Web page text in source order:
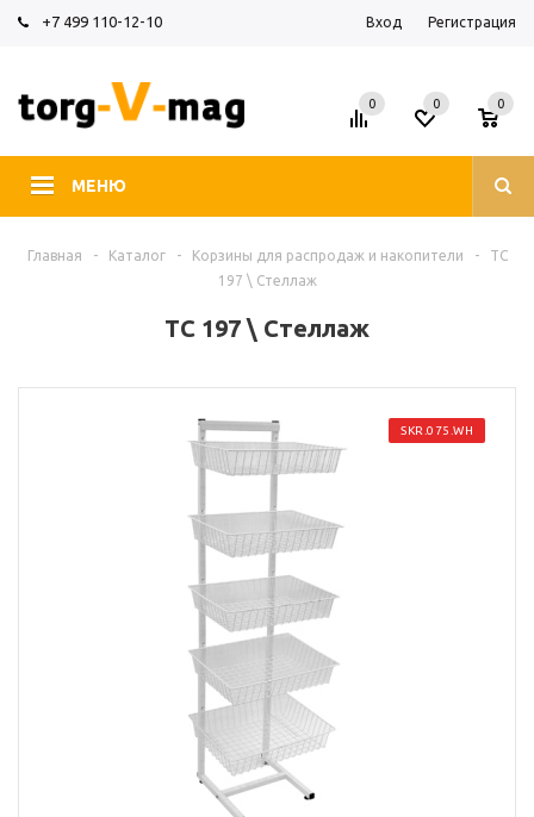
+7 499 110-12-10 Вход Регистрация
МЕНЮ
0 0
0
Главная - Каталог - Корзины для распродаж и накопители -
TC
197 \ Стеллаж
TC 197 \ Стеллаж
SKR.075.WH